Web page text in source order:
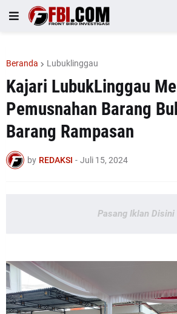
Beranda Lubuklinggau
Kajari LubukLinggau
Pemusnahan Barang
Barang Rampasan
by REDAKSI - Juli 15, 2024
Pasang Iklan Disini